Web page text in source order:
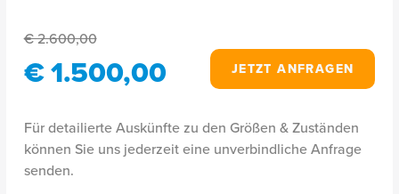
€ 2.600,00
€ 1.500,00 JETZT ANFRAGEN
Für detailierte Auskünfte zu den Größen & Zuständen
können Sie uns jederzeit eine unverbindliche Anfrage
senden.